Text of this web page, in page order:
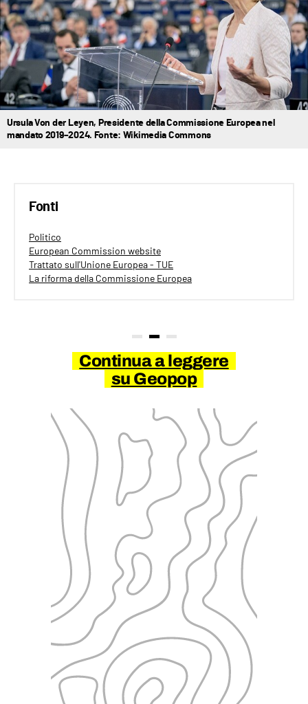
Ursula Von der Leyen, Presidente della Commissione Europea nel
mandato 2019–2024. Fonte: Wikimedia Commons
Fonti
Politico
European Commission website
Trattato sull'Unione Europea - TUE
La riforma della Commissione Europea
Continua a leggere
su Geopop